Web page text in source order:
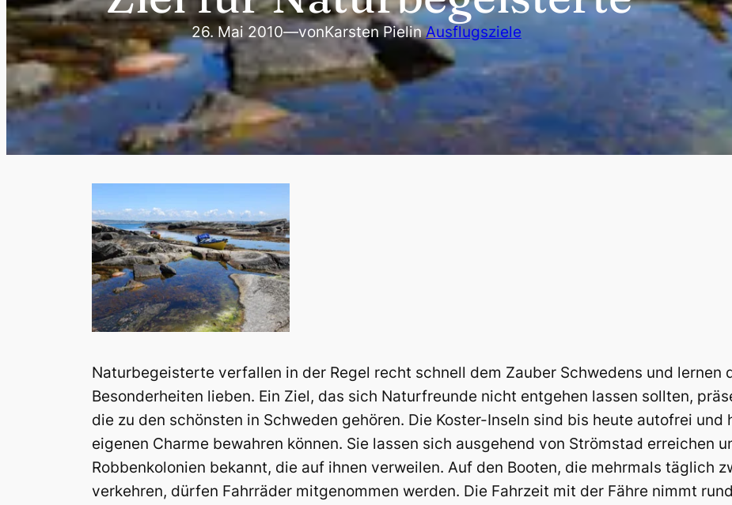
26. Mai 2010—vonKarsten PielinAusflugsziele
Naturbegeisterte verfallen in der Regel recht schnell dem Zauber Schwedens und lernen
Besonderheiten lieben. Ein Ziel, das sich Naturfreunde nicht entgehen lassen sollten,
die zu den schönsten in Schweden gehören. Die Koster-Inseln sind bis heute autofrei
eigenen Charme bewahren können. Sie lassen sich ausgehend von Strömstad erreichen
Robbenkolonien bekannt, die auf ihnen verweilen. Auf den Booten, die mehrmals täglich
verkehren, dürfen Fahrräder mitgenommen werden. Die Fahrzeit mit der Fähre nimmt